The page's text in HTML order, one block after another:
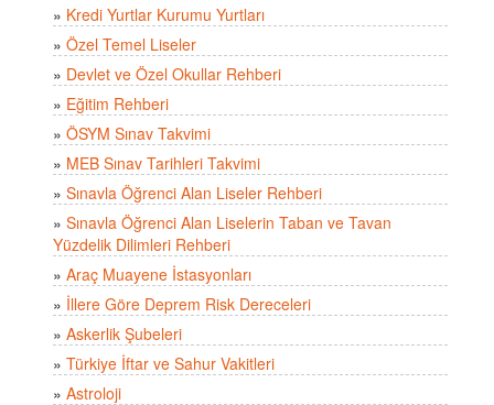
» Kredi Yurtlar Kurumu Yurtları
» Özel Temel Liseler
» Devlet ve Özel Okullar Rehberi
» Eğitim Rehberi
» ÖSYM Sınav Takvimi
» MEB Sınav Tarihleri Takvimi
» Sınavla Öğrenci Alan Liseler Rehberi
» Sınavla Öğrenci Alan Liselerin Taban ve Tavan
Yüzdelik Dilimleri Rehberi
» Araç Muayene İstasyonları
» İllere Göre Deprem Risk Dereceleri
» Askerlik Şubeleri
» Türkiye İftar ve Sahur Vakitleri
» Astroloji